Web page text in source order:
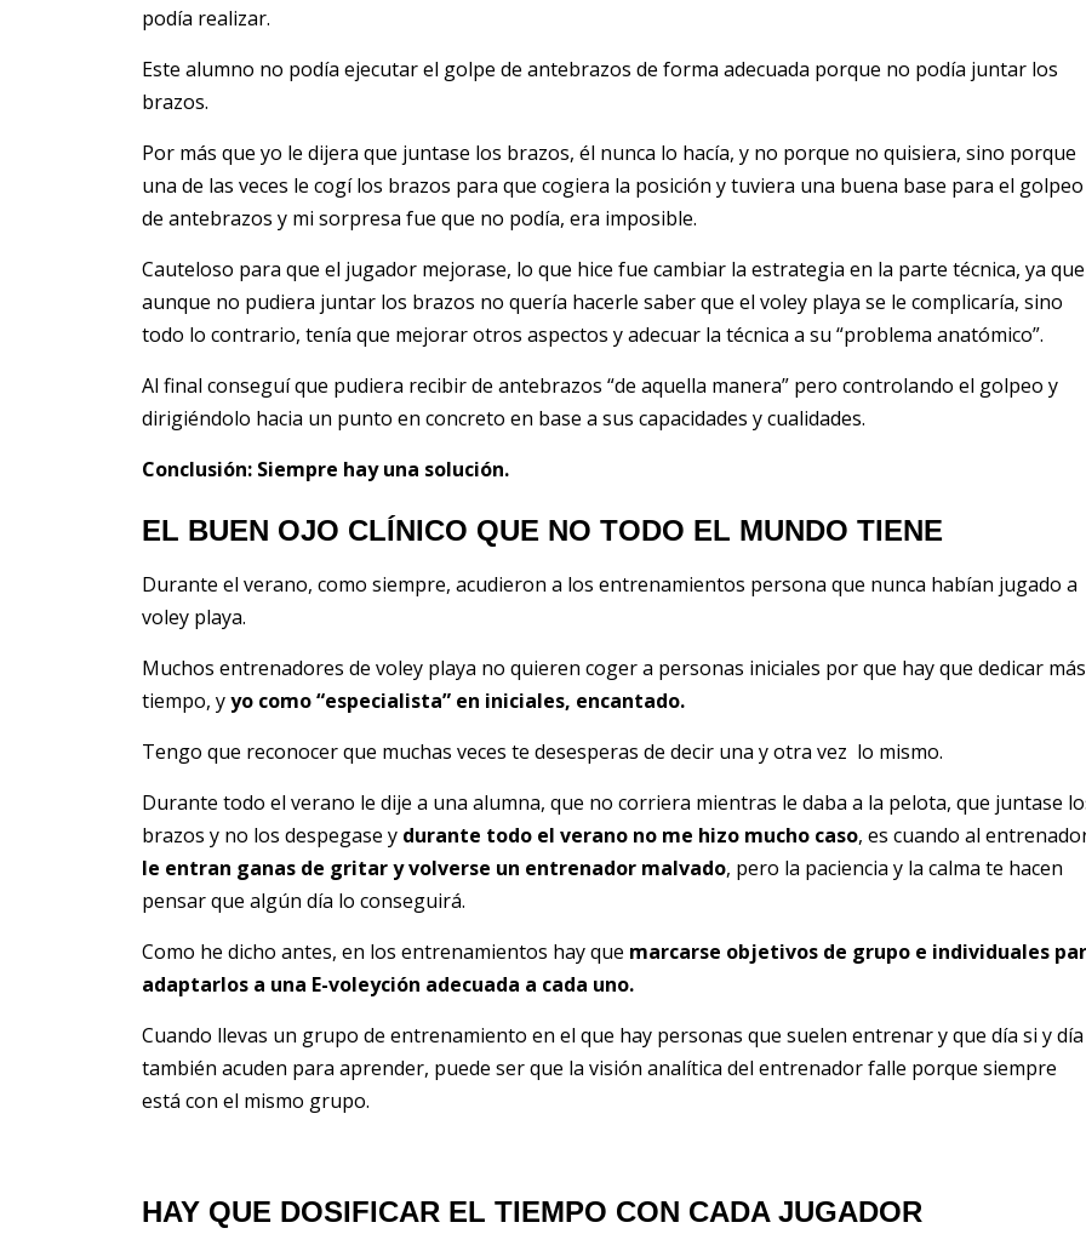
podía realizar.
Este alumno no podía ejecutar el golpe de antebrazos de forma adecuada porque no podía juntar los
brazos.
Por más que yo le dijera que juntase los brazos, él nunca lo hacía, y no porque no quisiera, sino porque
una de las veces le cogí los brazos para que cogiera la posición y tuviera una buena base para el golpeo
de antebrazos y mi sorpresa fue que no podía, era imposible.
Cauteloso para que el jugador mejorase, lo que hice fue cambiar la estrategia en la parte técnica, ya que
aunque no pudiera juntar los brazos no quería hacerle saber que el voley playa se le complicaría, sino
todo lo contrario, tenía que mejorar otros aspectos y adecuar la técnica a su “problema anatómico”.
Al final conseguí que pudiera recibir de antebrazos “de aquella manera” pero controlando el golpeo y
dirigiéndolo hacia un punto en concreto en base a sus capacidades y cualidades.
Conclusión: Siempre hay una solución.
EL BUEN OJO CLÍNICO QUE NO TODO EL MUNDO TIENE
Durante el verano, como siempre, acudieron a los entrenamientos persona que nunca habían jugado a
voley playa.
Muchos entrenadores de voley playa no quieren coger a personas iniciales por que hay que dedicar más
tiempo, yyo como “especialista” en iniciales, encantado.
Tengo que reconocer que muchas veces te desesperas de decir una y otra vez lo mismo.
Durante todo el verano le dije a una alumna, que no corriera mientras le daba a la pelota, que juntase
brazos y no los despegase y durante todo el verano no me hizo mucho caso, es cuando al
le entran ganas de gritar y volverse un entrenador malvado, pero la paciencia y la calma te hacen
pensar que algún día lo conseguirá.
Como he dicho antes, en los entrenamientos hay que marcarse objetivos de grupo e individuales
adaptarlos a una E-voleyción adecuada a cada uno.
Cuando llevas un grupo de entrenamiento en el que hay personas que suelen entrenar y que día si y día
también acuden para aprender, puede ser que la visión analítica del entrenador falle porque siempre
está con el mismo grupo.
HAY QUE DOSIFICAR EL TIEMPO CON CADA JUGADOR